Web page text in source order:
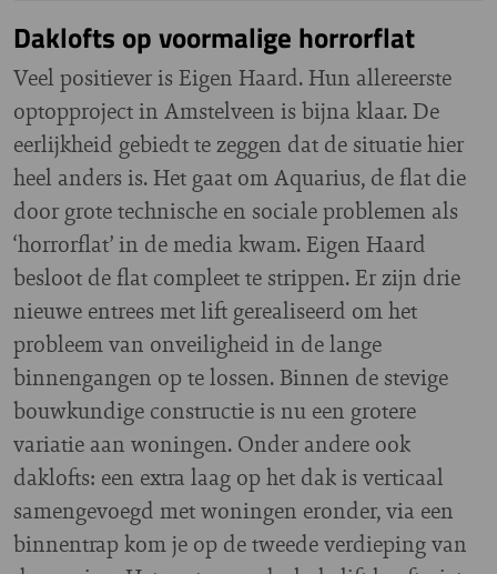
Daklofts op voormalige horrorflat
Veel positiever is Eigen Haard. Hun allereerste
optopproject in Amstelveen is bijna klaar. De
eerlijkheid gebiedt te zeggen dat de situatie hier
heel anders is. Het gaat om Aquarius, de flat die
door grote technische en sociale problemen als
‘horrorflat’ in de media kwam. Eigen Haard
besloot de flat compleet te strippen. Er zijn drie
nieuwe entrees met lift gerealiseerd om het
probleem van onveiligheid in de lange
binnengangen op te lossen. Binnen de stevige
bouwkundige constructie is nu een grotere
variatie aan woningen. Onder andere ook
daklofts: een extra laag op het dak is verticaal
samengevoegd met woningen eronder, via een
binnentrap kom je op de tweede verdieping van